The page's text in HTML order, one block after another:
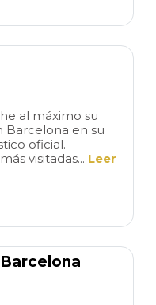
helped our
bathrooms😊 We
experience! Our
ready to pick us
us off at the best
hear everything
shop. Very
of the
al máximo su
Barcelona en su
oficial.
visitadas... Leer